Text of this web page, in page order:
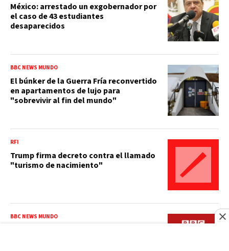
México: arrestado un exgobernador por
el caso de 43 estudiantes
desaparecidos
BBC NEWS MUNDO
El búnker de la Guerra Fría reconvertido
en apartamentos de lujo para
"sobrevivir al fin del mundo"
RFI
Trump firma decreto contra el llamado
"turismo de nacimiento"
BBC NEWS MUNDO